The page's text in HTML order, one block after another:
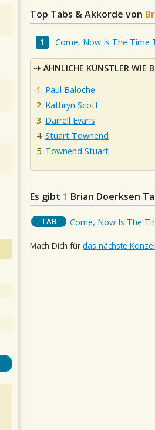
Top Tabs & Akkorde von
Come, Now Is The Time
ÄHNLICHE KÜNSTLER WIE
Paul Baloche
Kathryn Scott
Darrell Evans
Stuart Townend
Townend Stuart
Es gibt 1 Brian Doerksen
TAB Come, Now Is The
Mach Dich für das nächste